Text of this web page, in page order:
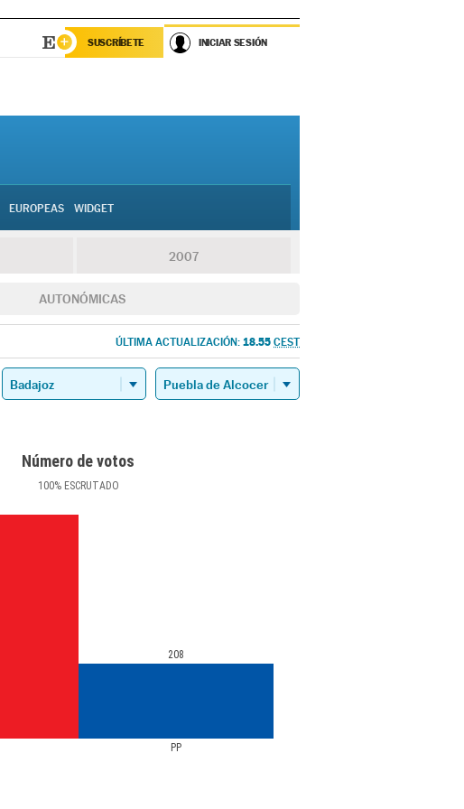
SUSCRÍBETE INICIAR SESIÓN
EUROPEAS WIDGET
2007
AUTONÓMICAS
ÚLTIMA ACTUALIZACIÓN: 18.55 CEST
Número de votos
100%ESCRUTADO
PP
208